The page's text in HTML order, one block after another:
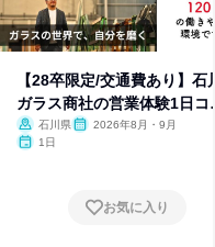
【28卒限定/交通費あり】石
ガラス商社の営業体験1日コ
ス 石川県
2026年8月・9月
1日
お気に入り